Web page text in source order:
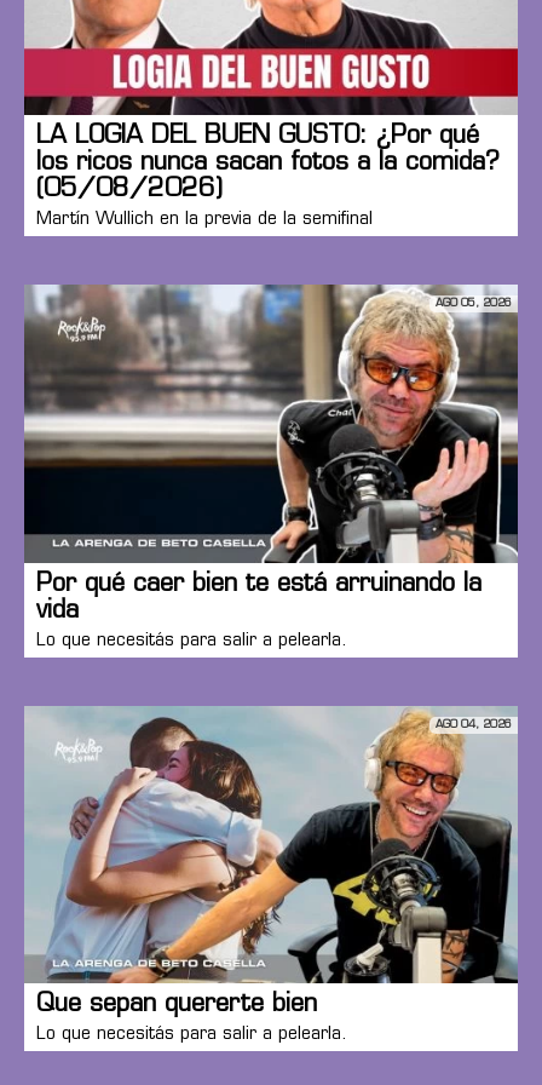
LA LOGIA DEL BUEN GUSTO: ¿Por qué
los ricos nunca sacan fotos a la comida?
(05/08/2026)
Martín Wullich en la previa de la semifinal
AGO 05, 2026
Por qué caer bien te está arruinando la
vida
Lo que necesitás para salir a pelearla.
AGO 04, 2026
Que sepan quererte bien
Lo que necesitás para salir a pelearla.